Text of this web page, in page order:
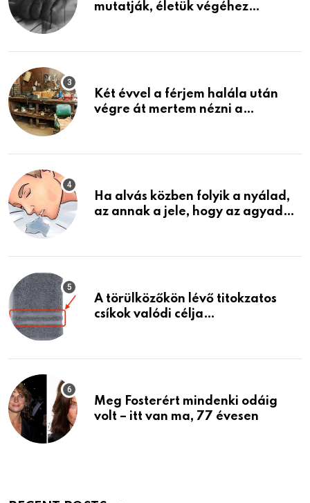
mutatják, életük végéhez
Két évvel a férjem halála után
végre át mertem nézni a
életemet
Ha alvás közben folyik a nyálad,
az annak a jele, hogy az agyad…
A törülközőkön lévő titokzatos
csíkok valódi célja…
Meg Fosterért mindenki odáig
volt – itt van ma, 77 évesen